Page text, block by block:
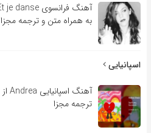
به همراه متن و ترجمه مجزا
اسپانیایی
ترجمه مجزا